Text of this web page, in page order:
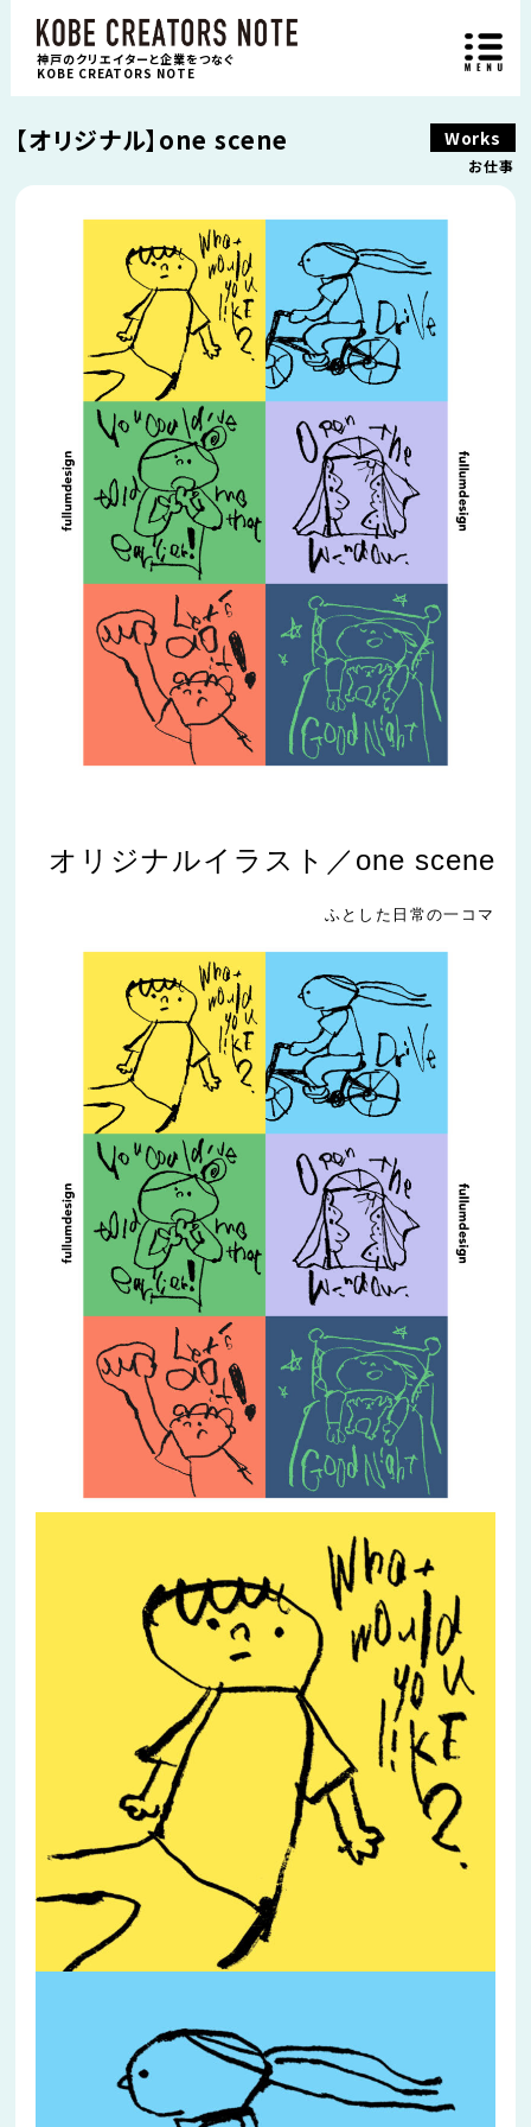
神戸のクリエイターと企業をつなぐ
KOBE CREATORS NOTE
Works
お仕事
【オリジナル】one scene
オリジナルイラスト／one scene
ふとした日常の一コマ